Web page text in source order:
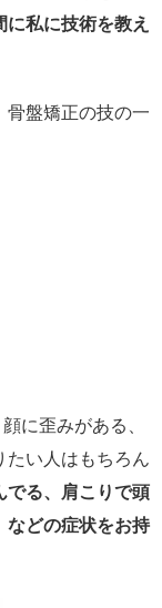
私に技術を教え
骨盤矯正の技の一
に歪みがある、
たい人はもちろん
でる、肩こりで頭
などの症状をお持